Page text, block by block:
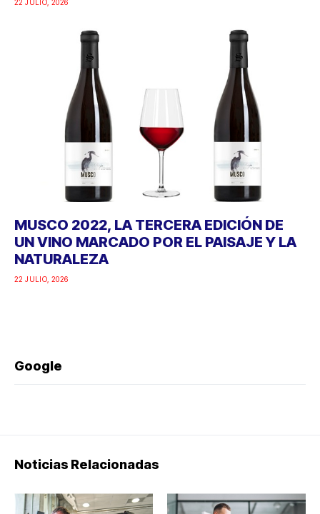
22 JULIO, 2026
MUSCO 2022, LA TERCERA EDICIÓN DE
UN VINO MARCADO POR EL PAISAJE Y LA
NATURALEZA
22 JULIO, 2026
Google
Noticias Relacionadas